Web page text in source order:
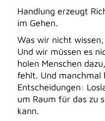
Handlung erzeugt
im Gehen.
Was wir nicht
Und wir müssen es
holen Menschen
fehlt. Und manchmal
Entscheidungen:
um Raum für das zu
kann.